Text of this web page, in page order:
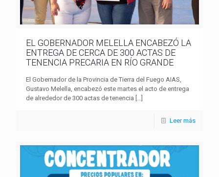
EL GOBERNADOR MELELLA ENCABEZÓ LA
ENTREGA DE CERCA DE 300 ACTAS DE
TENENCIA PRECARIA EN RÍO GRANDE
El Gobernador de la Provincia de Tierra del Fuego AIAS,
Gustavo Melella, encabezó este martes el acto de entrega
de alrededor de 300 actas de tenencia […]
Leer más